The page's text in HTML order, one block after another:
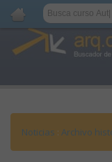
Noticias : Archivo